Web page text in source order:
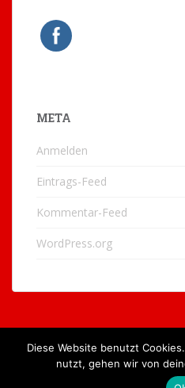
META
Anmelden
Eintrags-Feed
Kommentar-Feed
WordPress.org
IMPRESSUM KONTAKT
Diese Website benutzt
nutzt, gehen wir von